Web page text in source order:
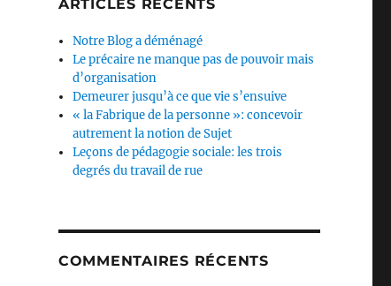
ARTICLES RÉCENTS
Notre Blog a déménagé
Le précaire ne manque pas de pouvoir mais
d’organisation
Demeurer jusqu’à ce que vie s’ensuive
« la Fabrique de la personne »: concevoir
autrement la notion de Sujet
Leçons de pédagogie sociale: les trois
degrés du travail de rue
COMMENTAIRES RÉCENTS